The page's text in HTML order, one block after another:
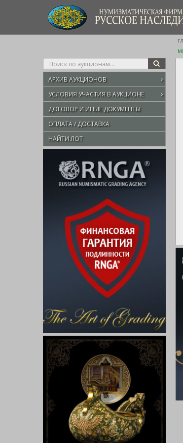
НУМИЗМАТИЧЕСКАЯ
РУССКОЕ
Type
your
search
here
SEARCH
АРХИВ АУКЦИОНОВ
УСЛОВИЯ УЧАСТИЯ В АУКЦИОНЕ
ДОГОВОР И ИНЫЕ ДОКУМЕНТЫ
ОПЛАТА / ДОСТАВКА
НАЙТИ ЛОТ